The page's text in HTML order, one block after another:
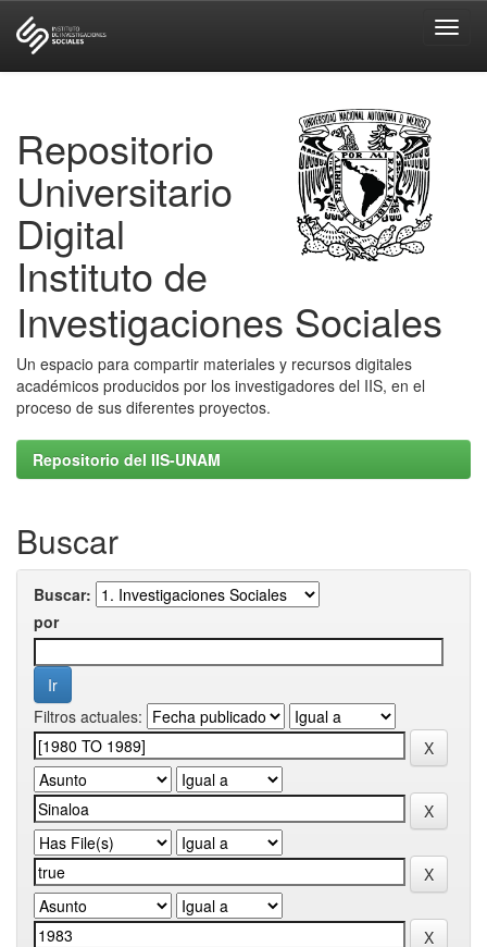
Repositorio
Universitario
Digital
Instituto de
Investigaciones Sociales
Un espacio para compartir materiales y recursos digitales
académicos producidos por los investigadores del IIS, en el
proceso de sus diferentes proyectos.
Repositorio del IIS-UNAM
Buscar
Buscar:
por
Filtros actuales: